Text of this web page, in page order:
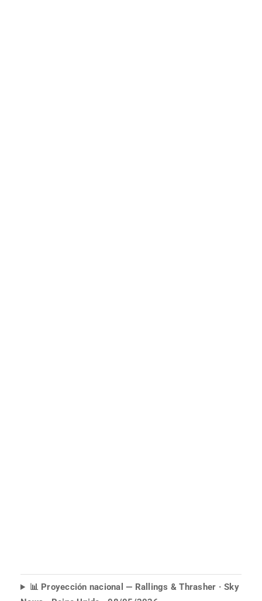
📊 Proyección nacional — Rallings & Thrasher · Sky